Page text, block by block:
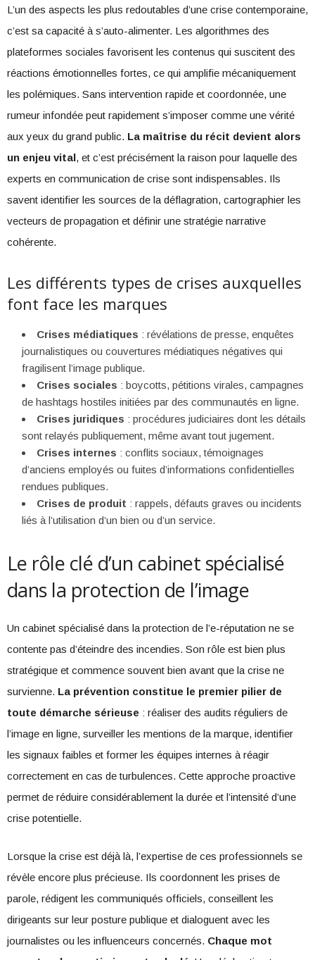
L’un des aspects les plus redoutables d’une crise contemporaine,
c’est sa capacité à s’auto-alimenter. Les algorithmes des
plateformes sociales favorisent les contenus qui suscitent des
réactions émotionnelles fortes, ce qui amplifie mécaniquement
les polémiques. Sans intervention rapide et coordonnée, une
rumeur infondée peut rapidement s’imposer comme une vérité
aux yeux du grand public. La maîtrise du récit devient alors
un enjeu vital, et c’est précisément la raison pour laquelle des
experts en communication de crise sont indispensables. Ils
savent identifier les sources de la déflagration, cartographier les
vecteurs de propagation et définir une stratégie narrative
cohérente.
Les différents types de crises auxquelles
font face les marques
Crises médiatiques : révélations de presse, enquêtes
journalistiques ou couvertures médiatiques négatives qui
fragilisent l’image publique.
Crises sociales : boycotts, pétitions virales, campagnes
de hashtags hostiles initiées par des communautés en ligne.
Crises juridiques : procédures judiciaires dont les détails
sont relayés publiquement, même avant tout jugement.
Crises internes : conflits sociaux, témoignages
d’anciens employés ou fuites d’informations confidentielles
rendues publiques.
Crises de produit : rappels, défauts graves ou incidents
liés à l’utilisation d’un bien ou d’un service.
Le rôle clé d’un cabinet spécialisé
dans la protection de l’image
Un cabinet spécialisé dans la protection de l’e-réputation ne se
contente pas d’éteindre des incendies. Son rôle est bien plus
stratégique et commence souvent bien avant que la crise ne
survienne. La prévention constitue le premier pilier de
toute démarche sérieuse : réaliser des audits réguliers de
l’image en ligne, surveiller les mentions de la marque, identifier
les signaux faibles et former les équipes internes à réagir
correctement en cas de turbulences. Cette approche proactive
permet de réduire considérablement la durée et l’intensité d’une
crise potentielle.
Lorsque la crise est déjà là, l’expertise de ces professionnels se
révèle encore plus précieuse. Ils coordonnent les prises de
parole, rédigent les communiqués officiels, conseillent les
dirigeants sur leur posture publique et dialoguent avec les
journalistes ou les influenceurs concernés. Chaque mot